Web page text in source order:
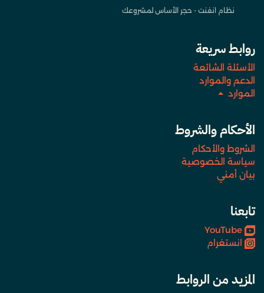
نظام انفنت - حجر الأساس لمشروعك
روابط سريعة
الأسئلة الشائعة
الدعم والموارد
الموارد
الأحكام والشروط
الشروط والأحكام
سياسة الخصوصية
بيان أمني
تابعنا
YouTube
انستغرام
المزيد من الروابط